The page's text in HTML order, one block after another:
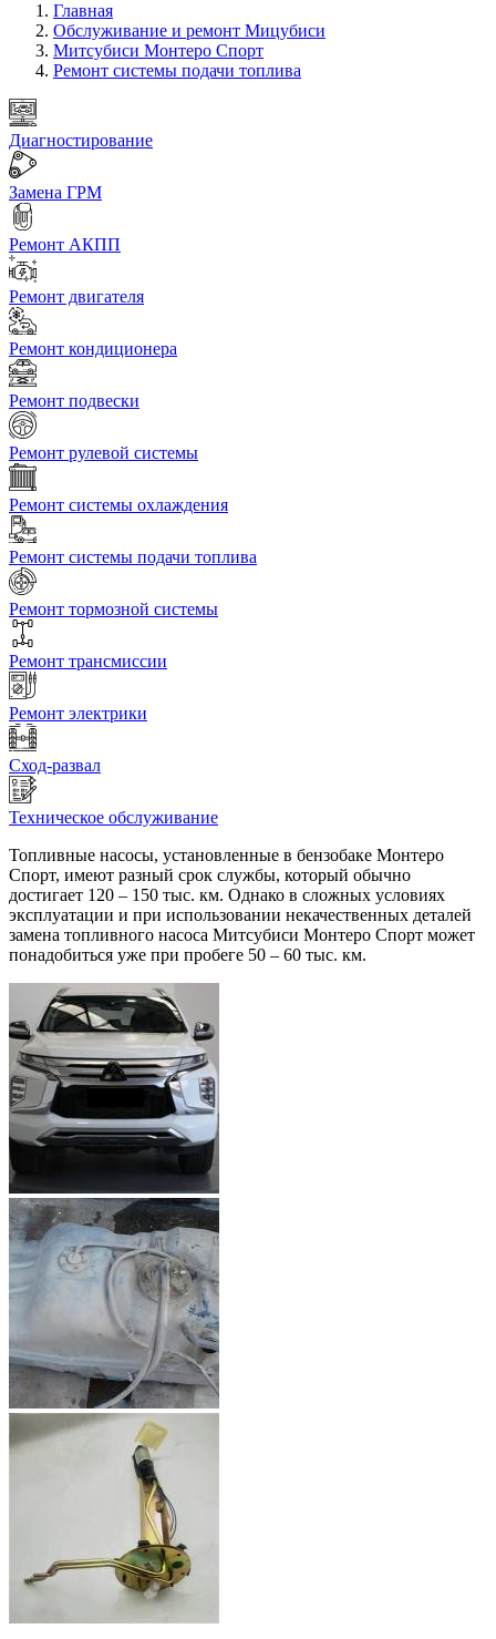
Главная
Обслуживание и ремонт Мицубиси
Митсубиси Монтеро Спорт
Ремонт системы подачи топлива
Диагностирование
Замена ГРМ
Ремонт АКПП
Ремонт двигателя
Ремонт кондиционера
Ремонт подвески
Ремонт рулевой системы
Ремонт системы охлаждения
Ремонт системы подачи топлива
Ремонт тормозной системы
Ремонт трансмиссии
Ремонт электрики
Сход-развал
Техническое обслуживание
Топливные насосы, установленные в бензобаке Монтеро
Спорт, имеют разный срок службы, который обычно
достигает 120 – 150 тыс. км. Однако в сложных условиях
эксплуатации и при использовании некачественных деталей
замена топливного насоса Митсубиси Монтеро Спорт может
понадобиться уже при пробеге 50 – 60 тыс. км.